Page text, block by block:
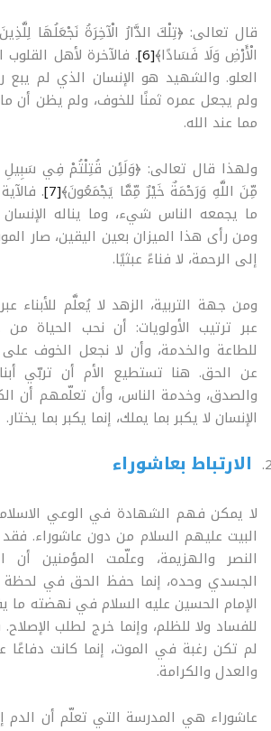
قال تعالى: ﴿تِلْكَ الدَّارُ الْآخِرَةُ نَجْعَلُهَا
الْأَرْضِ وَلَا فَسَادًا﴾[6] . فالآخرة لأهل
العلو. والشهيد هو الإنسان الذي لم يبع
ولم يجعل عمره ثمنًا للخوف، ولم يظن أن
مما عند الله.
ولهذا قال تعالى: ﴿وَلَئِن قُتِلْتُمْ فِي سَبِيلِ
مِّنَ اللَّهِ وَرَحْمَةٌ خَيْرٌ مِّمَّا يَجْمَعُونَ﴾[7]
.
ما يجمعه الناس شيء، وما يناله
ومن رأى هذا الميزان بعين اليقين، صار
إلى الرحمة، لا فناءً عبثيًا.
ومن جهة التربية، الزهد لا يُعلَّم للأبناء
عبر ترتيب الأولويات: أن نحب الحياة
للطاعة والخدمة، وأن لا نجعل الخوف على
عن الحق. هنا تستطيع الأم أن تربّي
والصدق، وخدمة الناس، وأن تعلّمهم أن
الإنسان لا يكبر بما يملك، إنما يكبر بما يختار.
الارتباط بعاشوراء
لا يمكن فهم الشهادة في الوعي
البيت عليهم السلام من دون عاشوراء.
النصر والهزيمة، وعلّمت المؤمنين أن
الجسدي وحده، إنما حفظ الحق في لحظة
الإمام الحسين عليه السلام في نهضته ما
للفساد ولا للظلم، وإنما خرج لطلب
لم تكن رغبة في الموت، إنما كانت
والعدل والكرامة.
عاشوراء هي المدرسة التي تعلّم أن الدم